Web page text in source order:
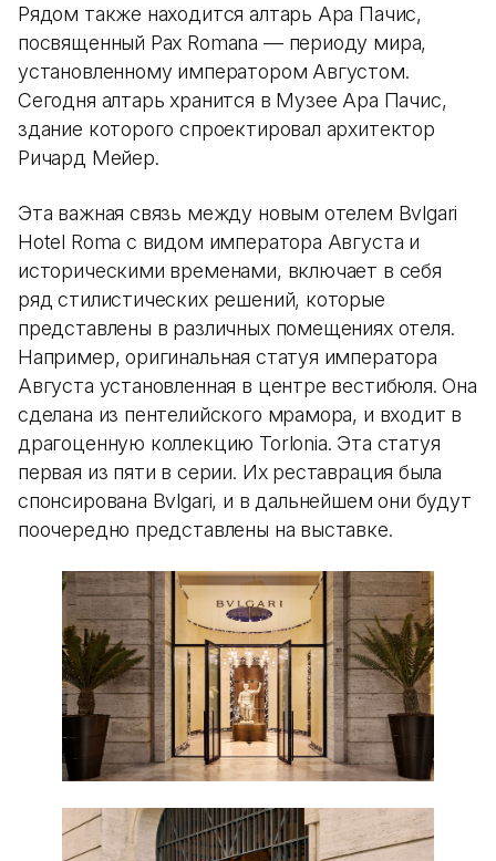
Рядом также находится алтарь Ара Пачис,
посвященный Pax Romana — периоду мира,
установленному императором Августом.
Сегодня алтарь хранится в Музее Ара Пачис,
здание которого спроектировал архитектор
Ричард Мейер.
Эта важная связь между новым отелем Bvlgari
Hotel Roma с видом императора Августа и
историческими временами, включает в себя
ряд стилистических решений, которые
представлены в различных помещениях отеля.
Например, оригинальная статуя императора
Августа установленная в центре вестибюля. Она
сделана из пентелийского мрамора, и входит в
драгоценную коллекцию Torlonia. Эта статуя
первая из пяти в серии. Их реставрация была
спонсирована Bvlgari, и в дальнейшем они будут
поочередно представлены на выставке.